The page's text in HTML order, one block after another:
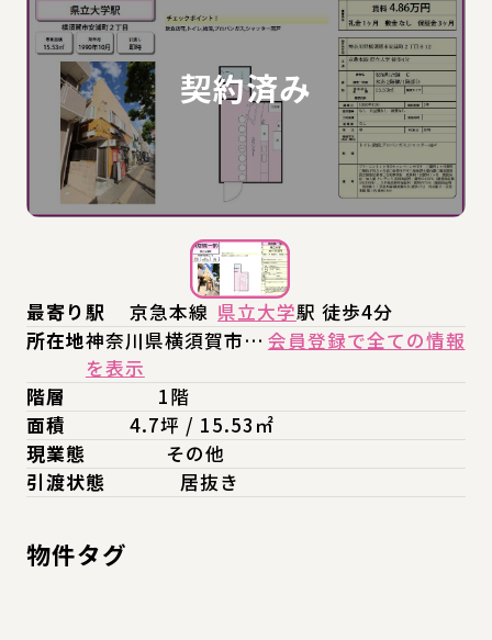
最寄り駅 京急本線 県立大学駅 徒歩4分
所在地神奈川県横須賀市… 会員登録で全ての情報
を表示
階層
1階
面積
4.7坪 / 15.53㎡
現業態
その他
引渡状態
居抜き
物件タグ